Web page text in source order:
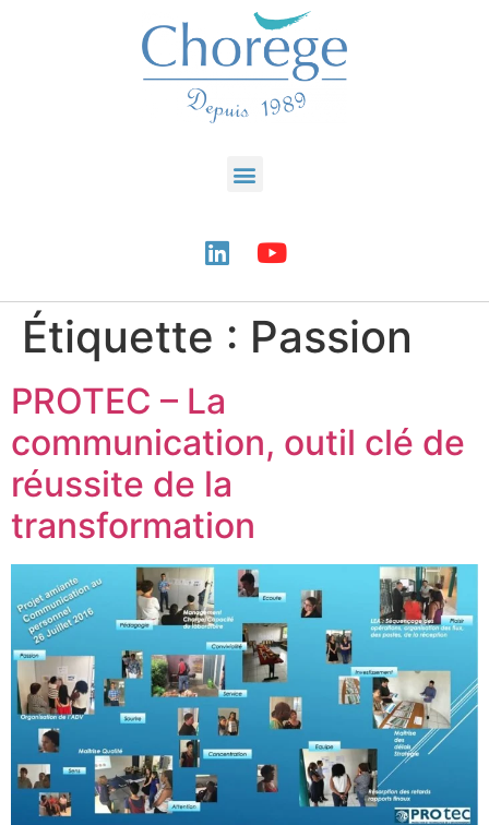
Étiquette : Passion
PROTEC – La
communication, outil clé de
réussite de la
transformation